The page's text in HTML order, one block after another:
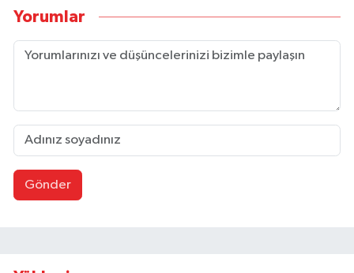
Yorumlar
Gönder